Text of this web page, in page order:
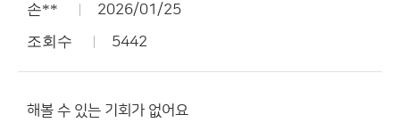
손** 2026/01/25
조회수 5442
해볼 수 있는 기회가 없어요